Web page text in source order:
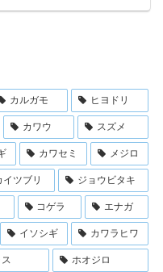
カルガモ ヒヨドリ
カワウ スズメ
カワセミ メジロ
イツブリ ジョウビタキ
コゲラ エナガ
イソシギ カワラヒワ
ホオジロ